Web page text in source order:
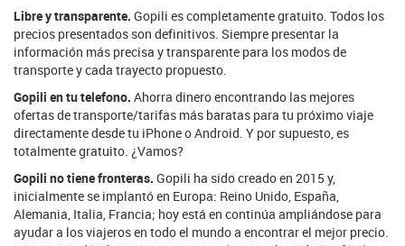
Libre y transparente. Gopili es completamente gratuito. Todos los
precios presentados son definitivos. Siempre presentar la
información más precisa y transparente para los modos de
transporte y cada trayecto propuesto.
Gopili en tu telefono. Ahorra dinero encontrando las mejores
ofertas de transporte/tarifas más baratas para tu próximo viaje
directamente desde tu iPhone o Android. Y por supuesto, es
totalmente gratuito. ¿Vamos?
Gopili no tiene fronteras. Gopili ha sido creado en 2015 y,
inicialmente se implantó en Europa: Reino Unido, España,
Alemania, Italia, Francia; hoy está en continúa ampliándose para
ayudar a los viajeros en todo el mundo a encontrar el mejor precio.